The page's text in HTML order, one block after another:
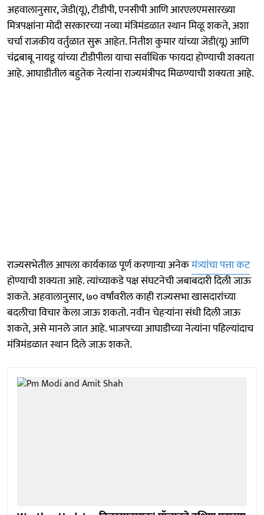
अहवालानुसार, जेडी(यू), टीडीपी, एनसीपी आणि आरएलएमसारख्या
मित्रपक्षांना मोदी सरकारच्या नव्या मंत्रिमंडळात स्थान मिळू शकते, अशा
चर्चा राजकीय वर्तुळात सुरू आहेत. नितीश कुमार यांच्या जेडी(यू) आणि
चंद्रबाबू नायडू यांच्या टीडीपीला याचा सर्वाधिक फायदा होण्याची शक्यता
आहे. आघाडीतील बहुतेक नेत्यांना राज्यमंत्रीपद मिळण्याची शक्यता आहे.
राज्यसभेतील आपला कार्यकाळ पूर्ण करणाऱ्या अनेकमंत्र्यांचा पत्ता कट
होण्याची शक्यता आहे. त्यांच्याकडे पक्ष संघटनेची जबाबदारी दिली जाऊ
शकते. अहवालानुसार, ७० वर्षांवरील काही राज्यसभा खासदारांच्या
बदलीचा विचार केला जाऊ शकतो. नवीन चेहऱ्यांना संधी दिली जाऊ
शकते, असे मानले जात आहे. भाजपच्या आघाडीच्या नेत्यांना पहिल्यांदाच
मंत्रिमंडळात स्थान दिले जाऊ शकते.